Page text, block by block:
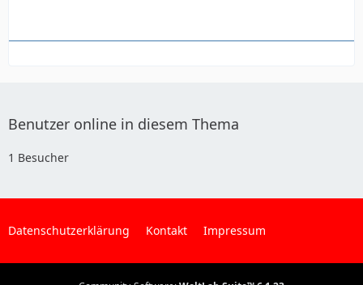
Benutzer online in diesem Thema
1 Besucher
Datenschutzerklärung Kontakt Impressum